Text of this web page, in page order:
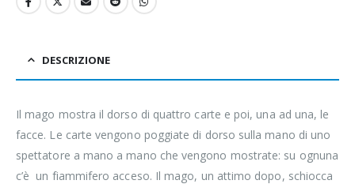
DESCRIZIONE
Il mago mostra il dorso di quattro carte e poi, una ad una, le
facce. Le carte vengono poggiate di dorso sulla mano di uno
spettatore a mano a mano che vengono mostrate: su ognuna
c’è un fiammifero acceso. Il mago, un attimo dopo, schiocca